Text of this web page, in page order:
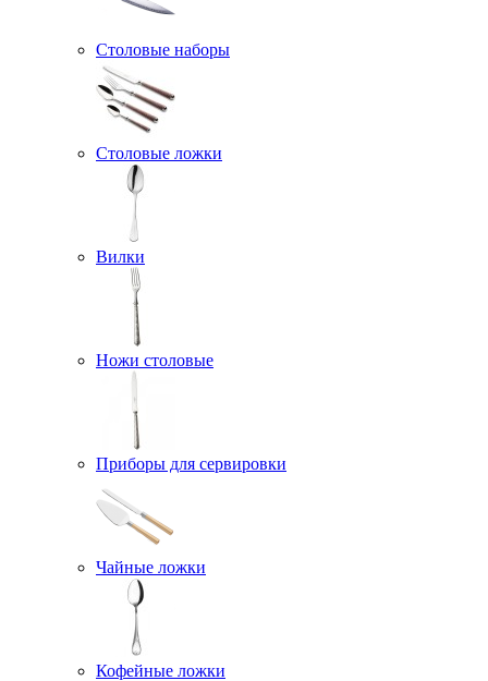
Столовые наборы
Столовые ложки
Вилки
Ножи столовые
Приборы для сервировки
Чайные ложки
Кофейные ложки